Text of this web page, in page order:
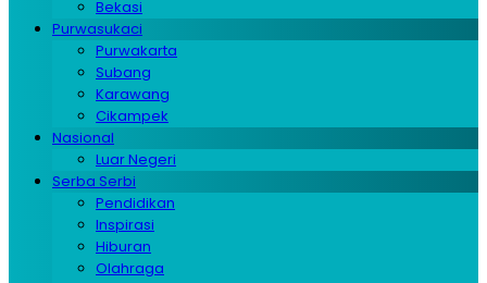
Bekasi
Purwasukaci
Purwakarta
Subang
Karawang
Cikampek
Nasional
Luar Negeri
Serba Serbi
Pendidikan
Inspirasi
Hiburan
Olahraga